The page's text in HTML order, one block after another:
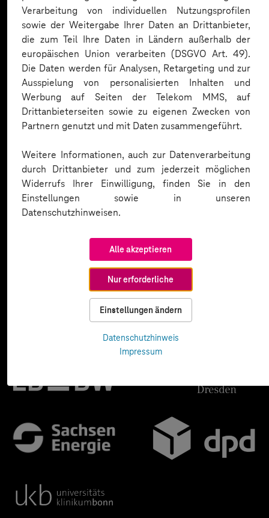
Verarbeitung von individuellen Nutzungsprofilen
sowie der Weitergabe Ihrer Daten an Drittanbieter,
die zum Teil Ihre Daten in Ländern außerhalb der
europäischen Union verarbeiten (DSGVO Art. 49).
Die Daten werden für Analysen, Retargeting und zur
Ausspielung von personalisierten Inhalten und
Werbung auf Seiten der Telekom MMS, auf
Drittanbieterseiten sowie zu eigenen Zwecken von
Partnern genutzt und mit Daten zusammengeführt.
Weitere Informationen, auch zur Datenverarbeitung
durch Drittanbieter und zum jederzeit möglichen
Widerrufs Ihrer Einwilligung, finden Sie in den
Einstellungen sowie in unseren
Datenschutzhinweisen.
Alle akzeptieren
Nur erforderliche
Einstellungen ändern
Datenschutzhinweis
Impressum
Expertise. Hier eine Auswahl: